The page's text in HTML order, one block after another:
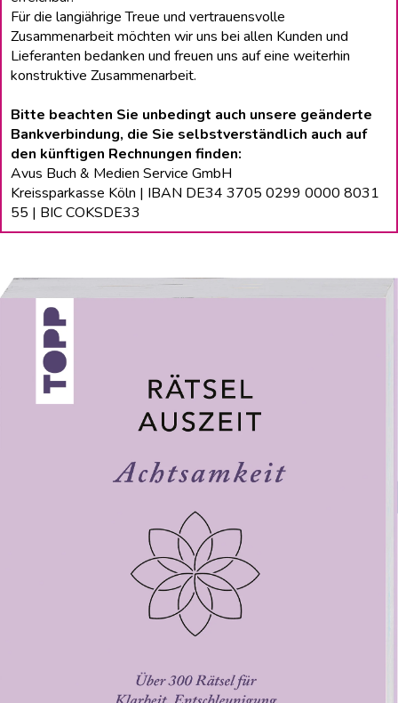
Für die langiährige Treue und vertrauensvolle
Zusammenarbeit möchten wir uns bei allen Kunden und
Lieferanten bedanken und freuen uns auf eine weiterhin
konstruktive Zusammenarbeit.
Bitte beachten Sie unbedingt auch unsere geänderte
Bankverbindung, die Sie selbstverständlich auch auf
den künftigen Rechnungen finden:
Avus Buch & Medien Service GmbH
Kreissparkasse Köln | IBAN DE34 3705 0299 0000 8031
55 | BIC COKSDE33